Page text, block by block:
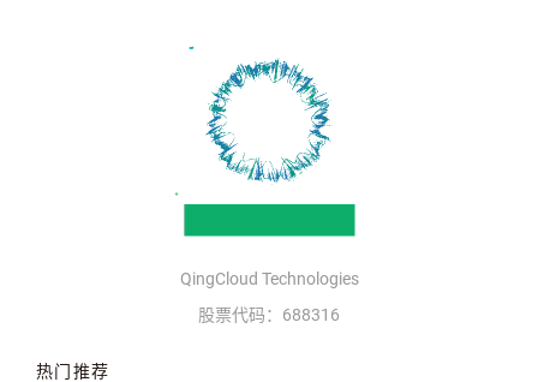
QingCloud Technologies
股票代码：688316
热门推荐